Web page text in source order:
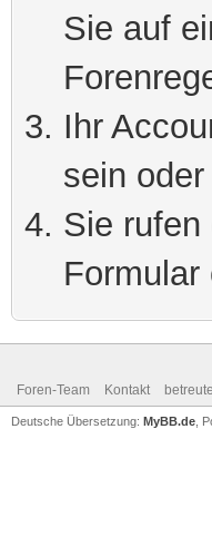
Sie auf
Ihr
sein
Sie
Foren-Team Kontakt
Deutsche Übersetzung: MyBB.de ,